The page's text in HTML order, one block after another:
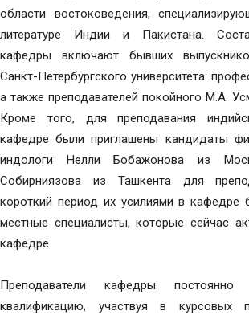
области востоковедения,
литературе Индии и Пакистана.
кафедры включают бывших
Санкт-Петербургского университета:
а также преподавателей покойного М.А.
Кроме того, для преподавания
кафедре были приглашены кандидаты
индологи Нелли Бобажонова из
Собирниязова из Ташкента для
короткий период их усилиями в кафедре
местные специалисты, которые сейчас
кафедре.
Преподаватели кафедры
квалификацию, участвуя в курсовых